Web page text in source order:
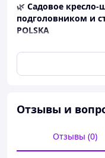
🌿 Садовое кресло-
подголовником и
POLSKA
Комфорт,
Складной шезлонг
стиля,
обеспечивает
Отзывы и
Отзывы (0)